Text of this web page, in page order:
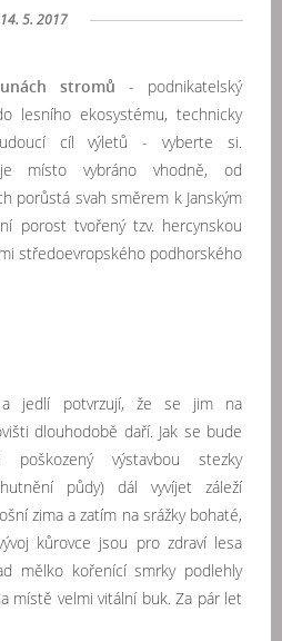
14. 5. 2017
stromů - podnikatelský
lesního ekosystému, technicky
cíl výletů - vyberte si.
místo vybráno vhodně, od
porůstá svah směrem k Janským
porost tvořený tzv. hercynskou
středoevropského podhorského
a jedlí potvrzují, že se jim na
dlouhodobě daří. Jak se bude
výstavbou stezky
půdy) dál vyvíjet záleží
zima a zatím na srážky bohaté,
kůrovce jsou pro zdraví lesa
mělko kořenící smrky podlehly
místě velmi vitální buk. Za pár let